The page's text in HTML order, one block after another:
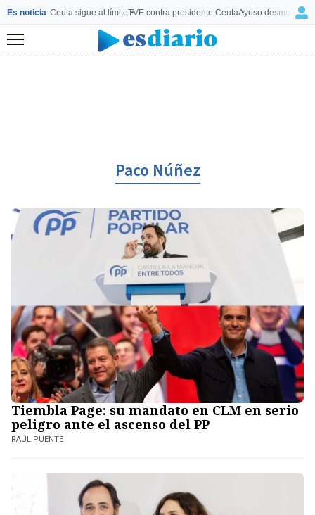
Es noticia Ceuta sigue al límiteTVE contra presidente CeutaAyuso desmonta a
Menú
Paco Núñez
Tiembla Page: su mandato en CLM en serio
peligro ante el ascenso del PP
RAÚL PUENTE